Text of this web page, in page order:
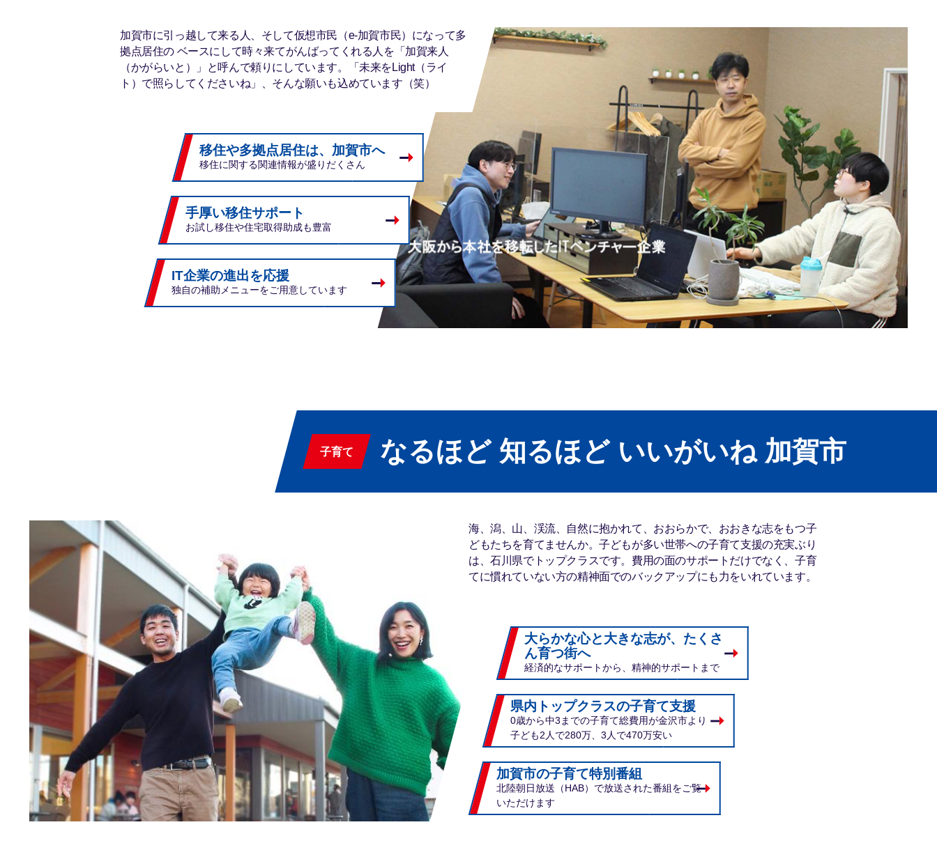
加賀市に引っ越して来る人、そして仮想市民（e-加賀市民）になって多
拠点居住の ベースにして時々来てがんばってくれる人を「加賀来人
（かがらいと）」と呼んで頼りにしています。「未来をLight（ライ
ト）で照らしてくださいね」、そんな願いも込めています（笑）
移住や多拠点居住は、加賀市へ
移住に関する関連情報が盛りだくさん
手厚い移住サポート
お試し移住や住宅取得助成も豊富
IT企業の進出を応援
独自の補助メニューをご用意しています
子育て なるほど 知るほど いいがいね 加賀市
海、潟、山、渓流、自然に抱かれて、おおらかで、おおきな志をもつ子
どもたちを育てませんか。子どもが多い世帯への子育て支援の充実ぶり
は、石川県でトップクラスです。費用の面のサポートだけでなく、子育
てに慣れていない方の精神面でのバックアップにも力をいれています。
大らかな心と大きな志が、たくさ
ん育つ街へ
経済的なサポートから、精神的サポートまで
県内トップクラスの子育て支援
0歳から中3までの子育て総費用が金沢市より
子ども2人で280万、3人で470万安い
加賀市の子育て特別番組
北陸朝日放送（HAB）で放送された番組をご覧
いただけます